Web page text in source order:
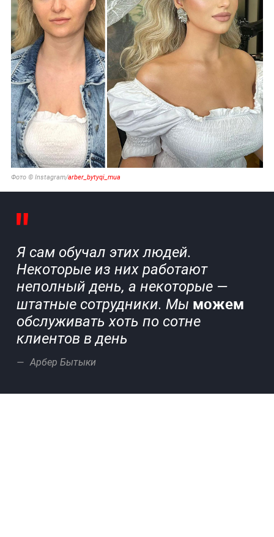
Фото © Instagram/arber_bytyqi_mua
Я сам обучал этих людей.
Некоторые из них работают
неполный день, а некоторые —
штатные сотрудники. Мы можем
обслуживать хоть по сотне
клиентов в день
Арбер Бытыки